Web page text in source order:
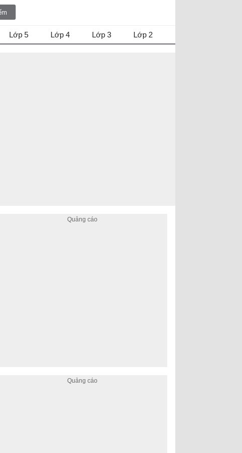
Lớp 5 Lớp 4 Lớp 3 Lớp 2